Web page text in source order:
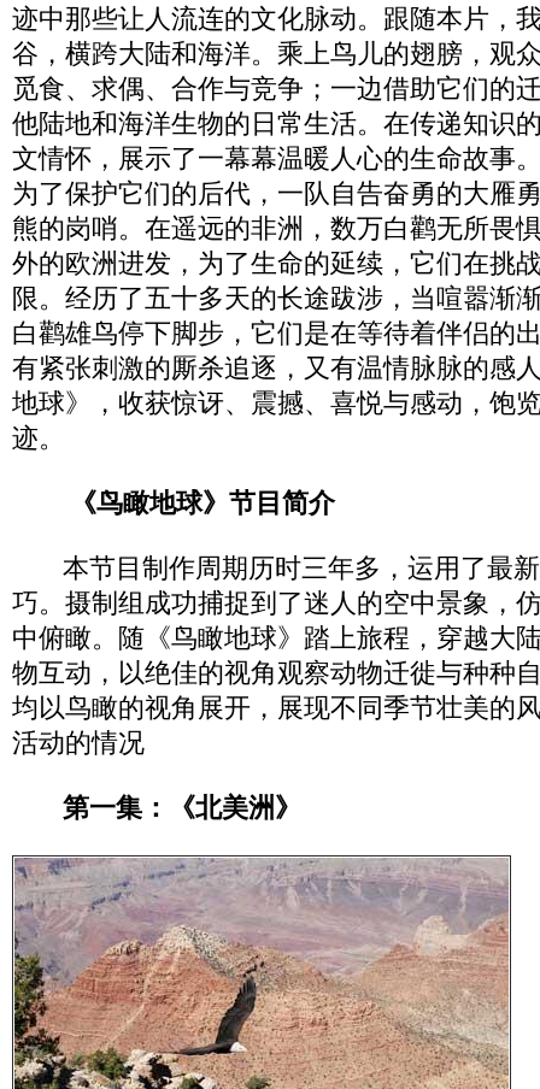
迹中那些让人流连的文化脉动。跟随本片，
谷，横跨大陆和海洋。乘上鸟儿的翅膀，观
觅食、求偶、合作与竞争；一边借助它们的
他陆地和海洋生物的日常生活。在传递知识
文情怀，展示了一幕幕温暖人心的生命故事
为了保护它们的后代，一队自告奋勇的大雁
熊的岗哨。在遥远的非洲，数万白鹳无所畏
外的欧洲进发，为了生命的延续，它们在挑
限。经历了五十多天的长途跋涉，当喧嚣渐
白鹳雄鸟停下脚步，它们是在等待着伴侣
有紧张刺激的厮杀追逐，又有温情脉脉的感
地球》，收获惊讶、震撼、喜悦与感动，饱
迹。
《鸟瞰地球》节目简介
本节目制作周期历时三年多，运用了最新
巧。摄制组成功捕捉到了迷人的空中景象，
中俯瞰。随《鸟瞰地球》踏上旅程，穿越大
物互动，以绝佳的视角观察动物迁徙与种种
均以鸟瞰的视角展开，展现不同季节壮美的
活动的情况
第一集：《北美洲》